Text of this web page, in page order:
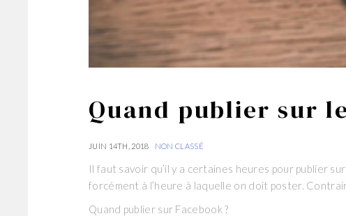
Quand publier sur
JUIN 14TH, 2018 NON CLASSÉ
Il faut savoir qu’il y a certaines heures pour publier
forcément à l’heure à laquelle on doit poster.
Quand publier sur Facebook ?